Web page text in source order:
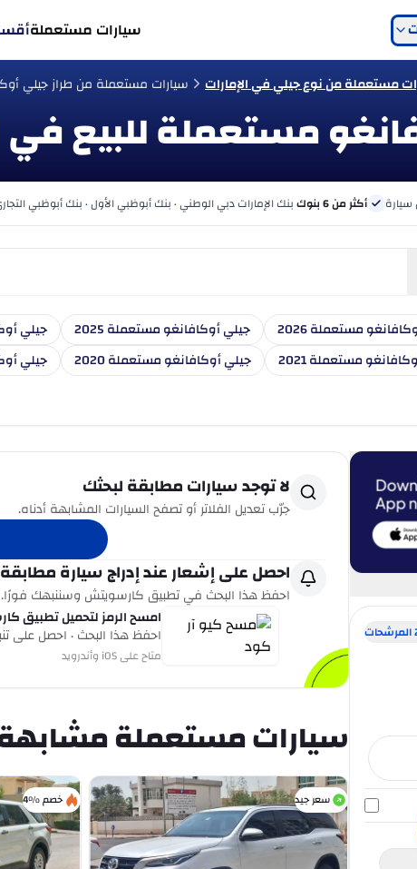
سيارات مستعملة
مستعملة من نوع جيلي في الإمارات سيارات مستعملة من طراز جيلي
مستعملة للبيع في
سيارة أكثر من 6 بنوك بنك الإمارات دبي الوطني · بنك أبوظبي الأول · بنك أبوظبي
مستعملة 2026 جيلي أوكافانغو مستعملة 2025 جيلي
مستعملة 2021 جيلي أوكافانغو مستعملة 2020 جيلي
المرشحات
لا توجد سيارات مطابقة لبحثك
جرّب تعديل الفلاتر أو تصفح السيارات المشابهة أدناه.
احصل على إشعار عند إدراج سيارة مطابقة
احفظ هذا البحث في تطبيق كارسويتش وسننبهك فورًا.
امسح الرمز لتحميل تطبيق
احفظ هذا البحث · احصل على
متاح على iOS وأندرويد
سيارات مستعملة
سعر جيد خصم %4